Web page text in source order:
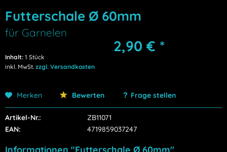
Futterschale Ø 60mm
für Garnelen
2,90 € *
Inhalt: 1 Stück
inkl. MwSt. zzgl. Versandkosten
Merken Bewerten Frage stellen
Artikel-Nr.:
ZB11071
EAN:
4719859037247